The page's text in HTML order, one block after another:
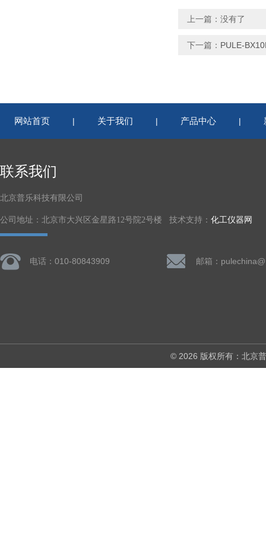
上一篇：没有了
下一篇： PULE-
网站首页 | 关于我们 | 产品中心 |
联系我们
北京普乐科技有限公司
公司地址：北京市大兴区金星路12号院2号楼 技术支持： 化工仪器网
电话：010-80843909 邮箱：
© 2026 版权所有：北京